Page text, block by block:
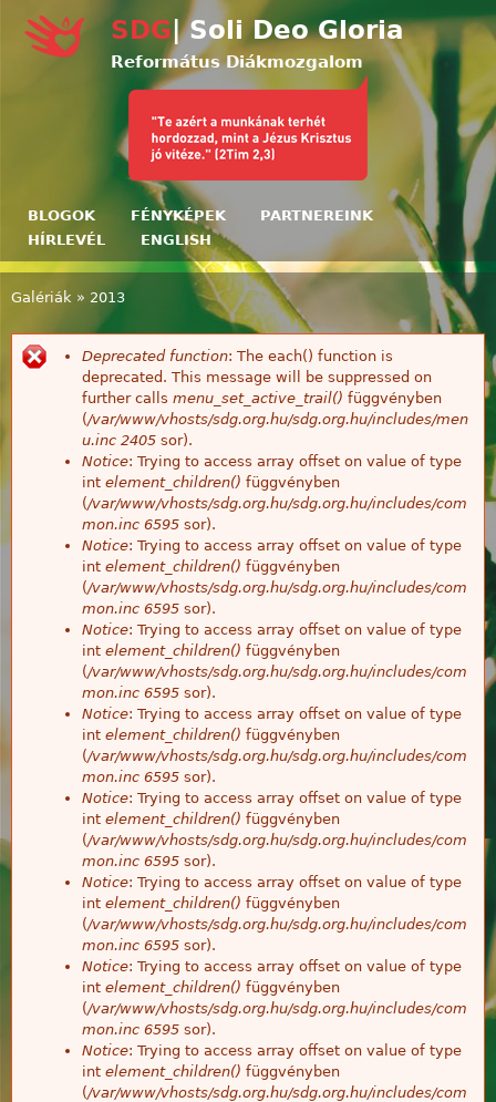
Ugrás a tartalomra
SDG| Soli Deo Gloria
Református Diákmozgalom
BLOGOK FÉNYKÉPEK
PARTNEREINK
HÍRLEVÉL
ENGLISH
Jelenlegi hely
Galériák » 2013
Hibaüzenet
Deprecated function: The each() function is
deprecated. This message will be suppressed on
further calls menu_set_active_trail() függvényben
(/var/www/vhosts/sdg.org.hu/sdg.org.hu/includes/men
u.inc 2405 sor).
Notice: Trying to access array offset on value of type
int element_children() függvényben
(/var/www/vhosts/sdg.org.hu/sdg.org.hu/includes/com
mon.inc 6595 sor).
Notice: Trying to access array offset on value of type
int element_children() függvényben
(/var/www/vhosts/sdg.org.hu/sdg.org.hu/includes/com
mon.inc 6595 sor).
Notice: Trying to access array offset on value of type
int element_children() függvényben
(/var/www/vhosts/sdg.org.hu/sdg.org.hu/includes/com
mon.inc 6595 sor).
Notice: Trying to access array offset on value of type
int element_children() függvényben
(/var/www/vhosts/sdg.org.hu/sdg.org.hu/includes/com
mon.inc 6595 sor).
Notice: Trying to access array offset on value of type
int element_children() függvényben
(/var/www/vhosts/sdg.org.hu/sdg.org.hu/includes/com
mon.inc 6595 sor).
Notice: Trying to access array offset on value of type
int element_children() függvényben
(/var/www/vhosts/sdg.org.hu/sdg.org.hu/includes/com
mon.inc 6595 sor).
Notice: Trying to access array offset on value of type
int element_children() függvényben
(/var/www/vhosts/sdg.org.hu/sdg.org.hu/includes/com
mon.inc 6595 sor).
Notice: Trying to access array offset on value of type
int element_children() függvényben
(/var/www/vhosts/sdg.org.hu/sdg.org.hu/includes/com